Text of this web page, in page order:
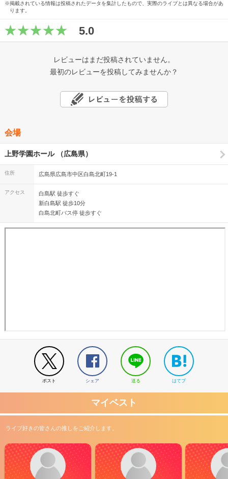
※掲載されている情報は投稿されたデータを集計したもので、実際のライブとは異なる場合があ
ります。
5.0
レビューはまだ投稿されていません。
最初のレビューを投稿してみませんか？
会場
上野学園ホール （広島県）
住所 広島県広島市中区白島北町19-1
アクセス
白島駅 徒歩すぐ
新白島駅 徒歩10分
白島北町バス停 徒歩すぐ
ポスト シェア 送る はてブ
マイベスト
ライブ好きの皆さんの推しをご紹介します。